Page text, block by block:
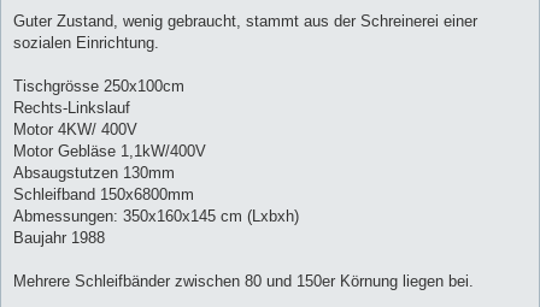
Guter Zustand, wenig gebraucht, stammt aus der Schreinerei einer
sozialen Einrichtung.
Tischgrösse 250x100cm
Rechts-Linkslauf
Motor 4KW/ 400V
Motor Gebläse 1,1kW/400V
Absaugstutzen 130mm
Schleifband 150x6800mm
Abmessungen: 350x160x145 cm (Lxbxh)
Baujahr 1988
Mehrere Schleifbänder zwischen 80 und 150er Körnung liegen bei.